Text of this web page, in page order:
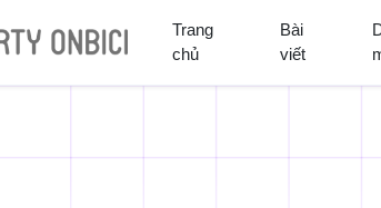
Trang
chủ
Bài
viết